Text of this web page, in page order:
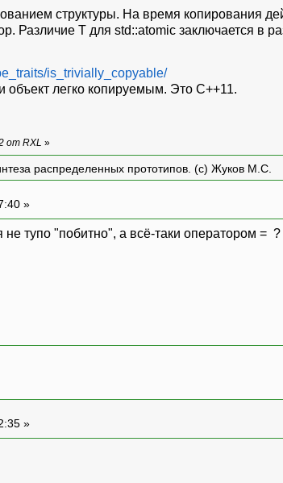
структуры. На время копирования
Различие T для std::atomic заключается в
is_trivially_copyable/
объект легко копируемым. Это С++11.
от RXL »
распределенных прототипов. (с) Жуков М.С.
»
не тупо "побитно", а всё-таки оператором = ?
»